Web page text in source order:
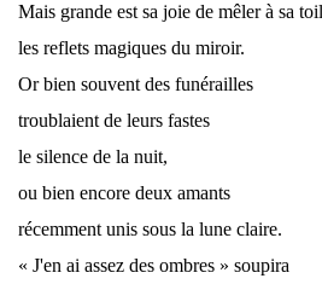
Mais grande est sa joie de mêler à sa
les reflets magiques du miroir.
Or bien souvent des funérailles
troublaient de leurs fastes
le silence de la nuit,
ou bien encore deux amants
récemment unis sous la lune claire.
« J'en ai assez des ombres » soupira